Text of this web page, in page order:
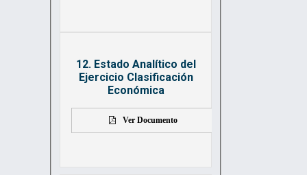
12. Estado Analítico del
Ejercicio Clasificación
Económica
Ver Documento